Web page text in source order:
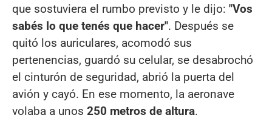
que sostuviera el rumbo previsto y le dijo: "Vos
sabés lo que tenés que hacer". Después se
quitó los auriculares, acomodó sus
pertenencias, guardó su celular, se desabrochó
el cinturón de seguridad, abrió la puerta del
avión y cayó. En ese momento, la aeronave
volaba a unos 250 metros de altura.